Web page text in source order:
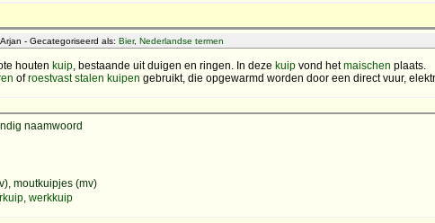
- Gecategoriseerd als: Bier, Nederlandse termen
houten kuip, bestaande uit duigen en ringen. In deze kuip vond hetmaischen plaats.
ofroestvast stalen kuipen gebruikt, die opgewarmd worden door een direct vuur,
naamwoord
moutkuipjes (mv)
, werkkuip